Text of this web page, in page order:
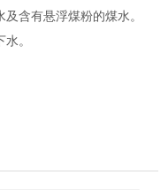
含有悬浮煤粉的煤水。
。